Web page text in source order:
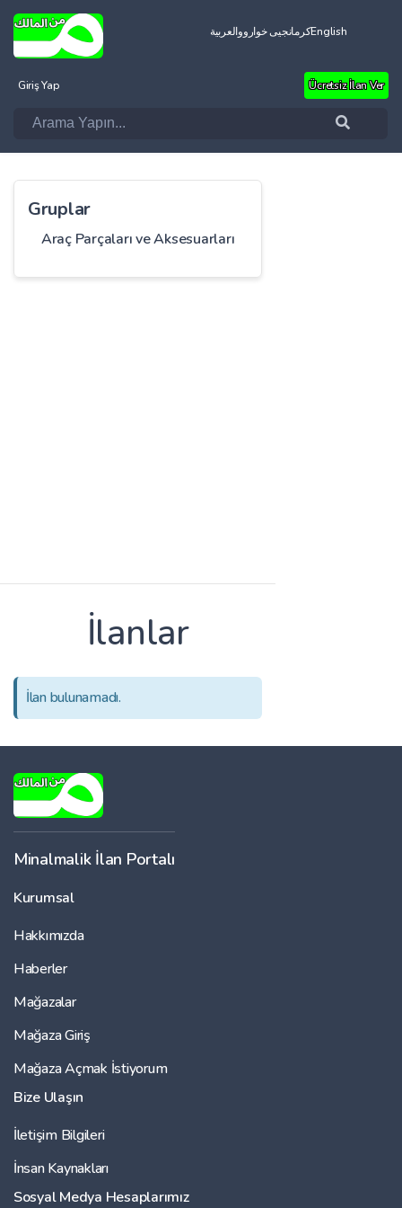
العربيةکرمانجیی خوارووEnglish
Giriş Yap Ücretsiz İlan Ver
Gruplar
Araç Parçaları ve Aksesuarları
İlanlar
İlan bulunamadı.
Minalmalik İlan Portalı
Kurumsal
Hakkımızda
Haberler
Mağazalar
Mağaza Giriş
Mağaza Açmak İstiyorum
Bize Ulaşın
İletişim Bilgileri
İnsan Kaynakları
Sosyal Medya Hesaplarımız